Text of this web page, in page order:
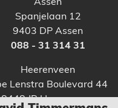
Assen
Spanjelaan 12
9403 DP Assen
088 - 31 314 31
Heerenveen
Lenstra Boulevard 44
8448 JB Heerenveen